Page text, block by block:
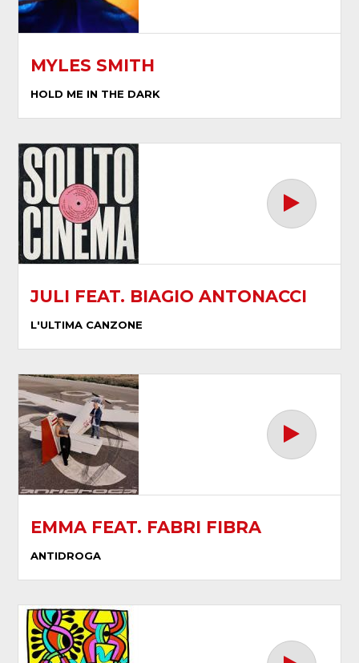
MYLES SMITH
HOLD ME IN THE DARK
JULI FEAT. BIAGIO ANTONACCI
L'ULTIMA CANZONE
EMMA FEAT. FABRI FIBRA
ANTIDROGA